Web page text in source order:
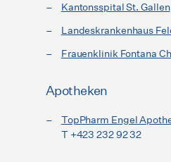
Kantonsspital St. Gallen
Landeskrankenhaus
Frauenklinik Fontana
Apotheken
TopPharm Engel
T +423 232 92 32